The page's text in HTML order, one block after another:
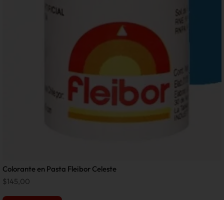
Colorante en Pasta Fleibor Celeste
$145,00